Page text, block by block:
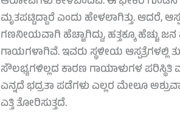
ಮೃತಪಟ್ಟಿದ್ದಾರೆ ಎಂದು ಹೇಳಲಾಗಿತ್ತು. ಆದರೆ,
ಗಣನೀಯವಾಗಿ ಹೆಚ್ಚಾಗಿದ್ದು, ಹತ್ತಕ್ಕೂ ಹೆಚ್ಚು
ಗಾಯಗಳಾಗಿವೆ. ಇವರು ಸ್ಥಳೀಯ ಆಸ್ಪತ್ರೆಗಳಲ್ಲಿ
ಸೌಲಭ್ಯಗಳಿಲ್ಲದ ಕಾರಣ ಗಾಯಾಳುಗಳ ಪರಿಸ್ಥಿತಿ
ಎನ್ನದೆ ಭದ್ರತಾ ಪಡೆಗಳು ಎಲ್ಲರ ಮೇಲೂ
ಎತ್ತಿ ತೋರಿಸುತ್ತದೆ.